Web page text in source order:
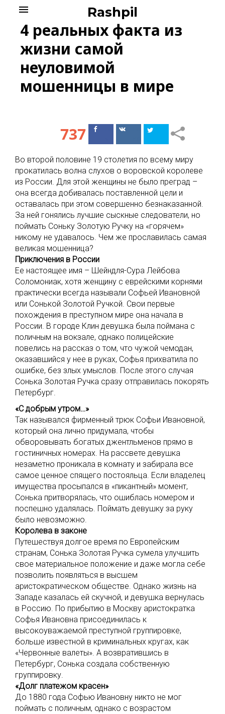
content
Rashpil
menu
4 реальных факта из
жизни самой
неуловимой
мошенницы в мире
737
ПоделитьсяПоделиться
Во второй половине 19 столетия по всему миру
прокатилась волна слухов о воровской королеве
из России. Для этой женщины не было преград –
она всегда добивалась поставленной цели и
оставалась при этом совершенно безнаказанной.
За ней гонялись лучшие сыскные следователи, но
поймать Соньку Золотую Ручку на «горячем»
никому не удавалось. Чем же прославилась самая
великая мошенница?
Приключения в России
Ее настоящее имя – Шейндля-Сура Лейбова
Соломониак, хотя женщину с еврейскими корнями
практически всегда называли Софьей Ивановной
или Сонькой Золотой Ручкой. Свои первые
похождения в преступном мире она начала в
России. В городе Клин девушка была поймана с
поличным на вокзале, однако полицейские
повелись на рассказ о том, что чужой чемодан,
оказавшийся у нее в руках, Софья прихватила по
ошибке, без злых умыслов. После этого случая
Сонька Золотая Ручка сразу отправилась покорять
Петербург.
«С добрым утром…»
Так назывался фирменный трюк Софьи Ивановной,
который она лично придумала, чтобы
обворовывать богатых джентльменов прямо в
гостиничных номерах. На рассвете девушка
незаметно проникала в комнату и забирала все
самое ценное спящего постояльца. Если владелец
имущества просыпался в «пикантный» момент,
Сонька притворялась, что ошиблась номером и
поспешно удалялась. Поймать девушку за руку
было невозможно.
Королева в законе
Путешествуя долгое время по Европейским
странам, Сонька Золотая Ручка сумела улучшить
свое материальное положение и даже могла себе
позволить появляться в высшем
аристократическом обществе. Однако жизнь на
Западе казалась ей скучной, и девушка вернулась
в Россию. По прибытию в Москву аристократка
Софья Ивановна присоединилась к
высокоуважаемой преступной группировке,
больше известной в криминальных кругах, как
«Червонные валеты». А возвратившись в
Петербург, Сонька создала собственную
группировку.
«Долг платежом красен»
До 1880 года Софью Ивановну никто не мог
поймать с поличным, однако с возрастом